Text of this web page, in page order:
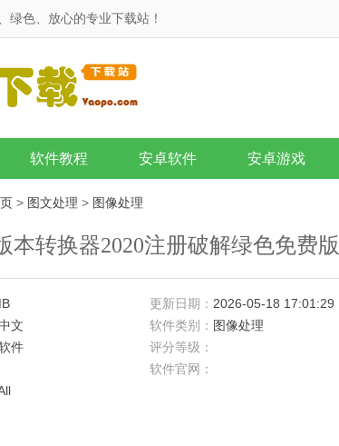
绿色、放心的专业下载站！
软件教程 安卓软件 安卓游戏
> 图文处理 > 图像处理
本转换器2020注册破解绿色免费版
更新日期： 2026-05-18 17:01:29
文 软件类别： 图像处理
件
评分等级：
软件官网：